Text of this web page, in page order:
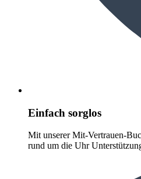
Einfach sorglos
Mit unserer Mit-Vertrauen-
rund um die Uhr